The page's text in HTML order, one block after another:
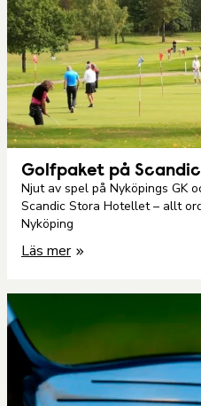
Golfpaket på
Njut av spel på Nyköpings GK
Scandic Stora Hotellet – allt
Nyköping
Läs mer